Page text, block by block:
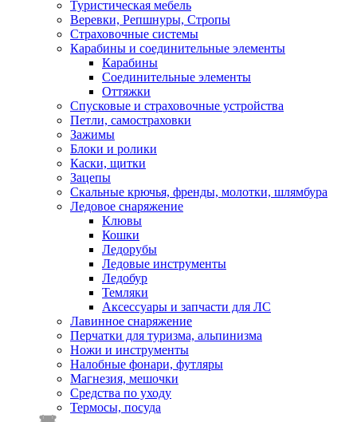
Туристическая мебель
Веревки, Репшнуры, Стропы
Страховочные системы
Карабины и соединительные элементы
Карабины
Соединительные элементы
Оттяжки
Спусковые и страховочные устройства
Петли, самостраховки
Зажимы
Блоки и ролики
Каски, щитки
Зацепы
Скальные крючья, френды, молотки, шлямбура
Ледовое снаряжение
Клювы
Кошки
Ледорубы
Ледовые инструменты
Ледобур
Темляки
Аксессуары и запчасти для ЛС
Лавинное снаряжение
Перчатки для туризма, альпинизма
Ножи и инструменты
Налобные фонари, футляры
Магнезия, мешочки
Средства по уходу
Термосы, посуда